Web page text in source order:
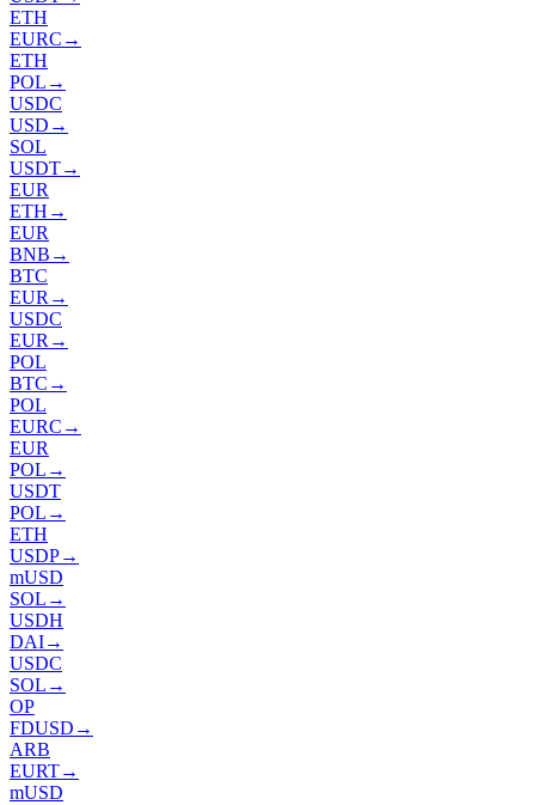
ETH
EURC →
ETH
POL →
USDC
USD →
SOL
USDT→
EUR
ETH →
EUR
BNB →
BTC
EUR →
USDC
EUR →
POL
BTC →
POL
EURC →
EUR
POL →
USDT
POL →
ETH
USDP→
mUSD
SOL →
USDH
DAI→
USDC
SOL →
OP
FDUSD →
ARB
EURT→
mUSD